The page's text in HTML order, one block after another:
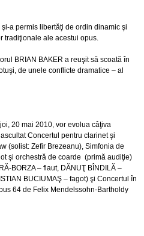
a permis libertăţi de ordin dinamic şi
tradiţionale ale acestui opus.
BRIAN BAKER a reuşit să scoată în
de unele conflicte dramatice – al
20 mai 2010, vor evolua câţiva
Concertul pentru clarinet şi
(solist: Zefir Brezeanu), Simfonia de
şi orchestră de coarde (primă audiţie)
BORZA – flaut, DĂNUŢ BÎNDILĂ –
BUCIUMAŞ – fagot) şi Concertul în
64 de Felix Mendelssohn-Bartholdy